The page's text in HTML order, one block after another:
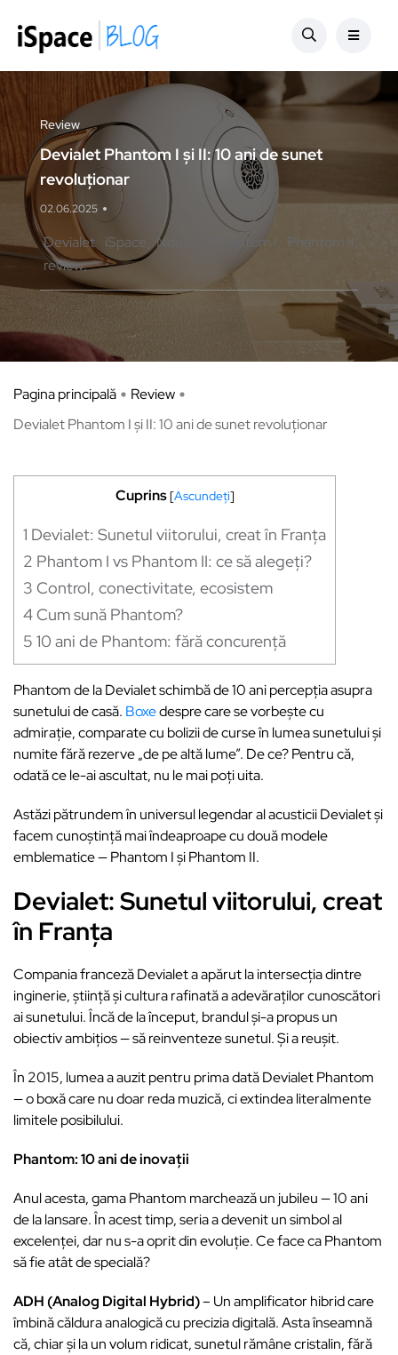
Review
Devialet Phantom I și II: 10 ani de sunet
revoluționar
02.06.2025
Devialet iSpace Noutăți Phantom I
Phantom II
review
Pagina principală
Review
Devialet Phantom I și II: 10 ani de sunet revoluționar
Cuprins[Ascundeți]
1 Devialet: Sunetul viitorului, creat în Franța
2 Phantom I vs Phantom II: ce să alegeți?
3 Control, conectivitate, ecosistem
4Cum sună Phantom?
5 10 ani de Phantom: fără concurență
Phantom de la Devialet schimbă de 10 ani percepția asupra
sunetului de casă. Boxedespre care se vorbește cu
admirație, comparate cu bolizii de curse în lumea sunetului și
numite fără rezerve „de pe altă lume”. De ce? Pentru că,
odată ce le-ai ascultat, nu le mai poți uita.
Astăzi pătrundem în universul legendar al acusticii Devialet și
facem cunoștință mai îndeaproape cu două modele
emblematice — Phantom I și Phantom II.
Devialet: Sunetul viitorului, creat
în Franța
Compania franceză Devialet a apărut la intersecția dintre
inginerie, știință și cultura rafinată a adevăraților cunoscători
ai sunetului. Încă de la început, brandul și-a propus un
obiectiv ambițios — să reinventeze sunetul. Și a reușit.
În 2015, lumea a auzit pentru prima dată Devialet Phantom
— o boxă care nu doar reda muzică, ci extindea literalmente
limitele posibilului.
Phantom: 10 ani de inovații
Anul acesta, gama Phantom marchează un jubileu — 10 ani
de la lansare. În acest timp, seria a devenit un simbol al
excelenței, dar nu s-a oprit din evoluție. Ce face ca Phantom
să fie atât de specială?
ADH (Analog Digital Hybrid)– Un amplificator hibrid care
îmbină căldura analogică cu precizia digitală. Asta înseamnă
că, chiar și la un volum ridicat, sunetul rămâne cristalin, fără